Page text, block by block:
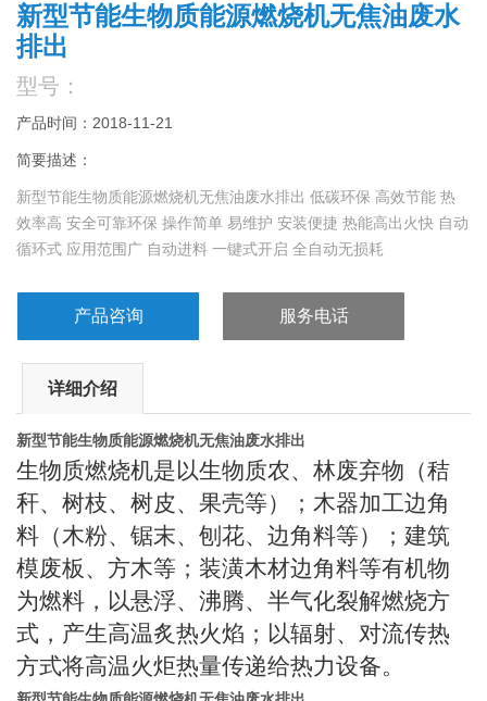
新型节能生物质能源燃烧机无焦油废水
排出
型号：
产品时间：2018-11-21
简要描述：
新型节能生物质能源燃烧机无焦油废水排出 低碳环保 高效节能 热
效率高 安全可靠环保 操作简单 易维护 安装便捷 热能高出火快 自动
循环式 应用范围广 自动进料 一键式开启 全自动无损耗
产品咨询 服务电话
详细介绍
新型节能生物质能源燃烧机无焦油废水排出
生物质燃烧机是以生物质农、林废弃物（秸
秆、树枝、树皮、果壳等）；木器加工边角
料（木粉、锯末、刨花、边角料等）；建筑
模废板、方木等；装潢木材边角料等有机物
为燃料，以悬浮、沸腾、半气化裂解燃烧方
式，产生高温炙热火焰；以辐射、对流传热
方式将高温火炬热量传递给热力设备。